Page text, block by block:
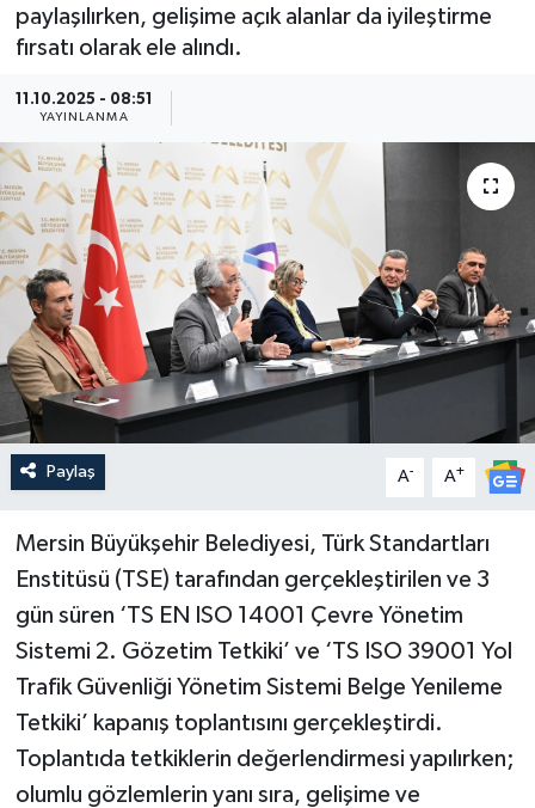
paylaşılırken, gelişime açık alanlar da iyileştirme
fırsatı olarak ele alındı.
11.10.2025 - 08:51
YAYINLANMA
Paylaş A- A+
Mersin Büyükşehir Belediyesi, Türk Standartları
Enstitüsü (TSE) tarafından gerçekleştirilen ve 3
gün süren ‘TS EN ISO 14001 Çevre Yönetim
Sistemi 2. Gözetim Tetkiki’ ve ‘TS ISO 39001 Yol
Trafik Güvenliği Yönetim Sistemi Belge Yenileme
Tetkiki’ kapanış toplantısını gerçekleştirdi.
Toplantıda tetkiklerin değerlendirmesi yapılırken;
olumlu gözlemlerin yanı sıra, gelişime ve
Kültür & Sanat
Magazin
Resmi İlan
Sağlık & Yaşam
Siyaset
Spor